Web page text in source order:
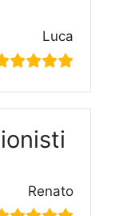
Luca
Renato